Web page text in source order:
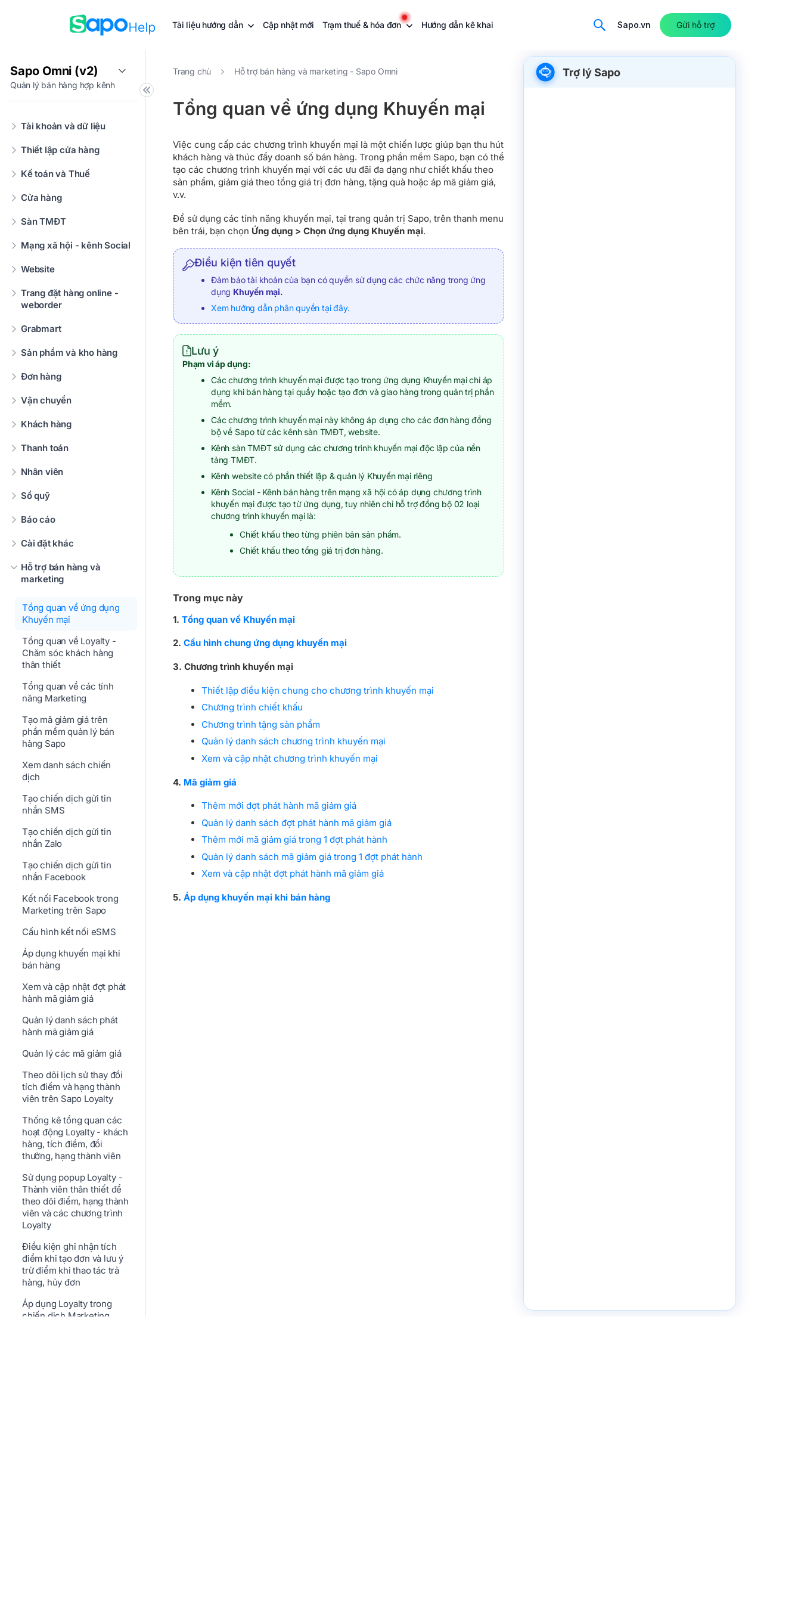
Tài liệu hướng dẫn Cập nhật mới Trạm thuế & hóa đơn Hướng dẫn kê khai Sapo.vn Gửi hỗ trợ
Sapo Omni (v2)
Quản lý bán hàng hợp kênh
Tài khoản và dữ liệu
Thiết lập cửa hàng
Kế toán và Thuế
Cửa hàng
Sàn TMĐT
Mạng xã hội - kênh Social
Website
Trang đặt hàng online -
weborder
Grabmart
Sản phẩm và kho hàng
Đơn hàng
Vận chuyển
Khách hàng
Thanh toán
Nhân viên
Sổ quỹ
Báo cáo
Cài đặt khác
Hỗ trợ bán hàng và
marketing
Tổng quan về ứng dụng
Khuyến mại
Tổng quan về Loyalty -
Chăm sóc khách hàng
thân thiết
Tổng quan về các tính
năng Marketing
Tạo mã giảm giá trên
phần mềm quản lý bán
hàng Sapo
Xem danh sách chiến
dịch
Tạo chiến dịch gửi tin
nhắn SMS
Tạo chiến dịch gửi tin
nhắn Zalo
Tạo chiến dịch gửi tin
nhắn Facebook
Kết nối Facebook trong
Marketing trên Sapo
Cấu hình kết nối eSMS
Áp dụng khuyến mại khi
bán hàng
Xem và cập nhật đợt phát
hành mã giảm giá
Quản lý danh sách phát
hành mã giảm giá
Quản lý các mã giảm giá
Theo dõi lịch sử thay đổi
tích điểm và hạng thành
viên trên Sapo Loyalty
Thống kê tổng quan các
hoạt động Loyalty - khách
hàng, tích điểm, đổi
thưởng, hạng thành viên
Sử dụng popup Loyalty -
Thành viên thân thiết để
theo dõi điểm, hạng thành
viên và các chương trình
Loyalty
Điều kiện ghi nhận tích
điểm khi tạo đơn và lưu ý
trừ điểm khi thao tác trả
hàng, hủy đơn
Áp dụng Loyalty trong
chiến dịch Marketing
Trang chủ Hỗ trợ bán hàng và marketing - Sapo Omni
Tổng quan về ứng dụng Khuyến mại
Việc cung cấp các chương trình khuyến mại là một chiến lược giúp bạn thu hút
khách hàng và thúc đẩy doanh số bán hàng. Trong phần mềm Sapo, bạn có thể
tạo các chương trình khuyến mại với các ưu đãi đa dạng như chiết khấu theo
sản phẩm, giảm giá theo tổng giá trị đơn hàng, tặng quà hoặc áp mã giảm giá,
v.v.
Để sử dụng các tính năng khuyến mại, tại trang quản trị Sapo, trên thanh menu
bên trái, bạn chọn Ứng dụng > Chọn ứng dụng Khuyến mại.
Điều kiện tiên quyết
Đảm bảo tài khoản của bạn có quyền sử dụng các chức năng trong ứng
dụng Khuyến mại.
Xem hướng dẫn phân quyền tại đây.
Lưu ý
Phạm vi áp dụng:
Các chương trình khuyến mại được tạo trong ứng dụng Khuyến mại chỉ áp
dụng khi bán hàng tại quầy hoặc tạo đơn và giao hàng trong quản trị phần
mềm.
Các chương trình khuyến mại này không áp dụng cho các đơn hàng đồng
bộ về Sapo từ các kênh sàn TMĐT, website.
Kênh sàn TMĐT sử dụng các chương trình khuyến mại độc lập của nền
tảng TMĐT.
Kênh website có phần thiết lập & quản lý Khuyến mại riêng
Kênh Social - Kênh bán hàng trên mạng xã hội có áp dụng chương trình
khuyến mại được tạo từ ứng dụng, tuy nhiên chỉ hỗ trợ đồng bộ 02 loại
chương trình khuyến mại là:
Chiết khấu theo từng phiên bản sản phẩm.
Chiết khấu theo tổng giá trị đơn hàng.
Trong mục này
1. Tổng quan về Khuyến mại
2. Cấu hình chung ứng dụng khuyến mại
3. Chương trình khuyến mại
Thiết lập điều kiện chung cho chương trình khuyến mại
Chương trình chiết khấu
Chương trình tặng sản phẩm
Quản lý danh sách chương trình khuyến mại
Xem và cập nhật chương trình khuyến mại
4. Mã giảm giá
Thêm mới đợt phát hành mã giảm giá
Quản lý danh sách đợt phát hành mã giảm giá
Thêm mới mã giảm giá trong 1 đợt phát hành
Quản lý danh sách mã giảm giá trong 1 đợt phát hành
Xem và cập nhật đợt phát hành mã giảm giá
5. Áp dụng khuyến mại khi bán hàng
Trợ lý Sapo